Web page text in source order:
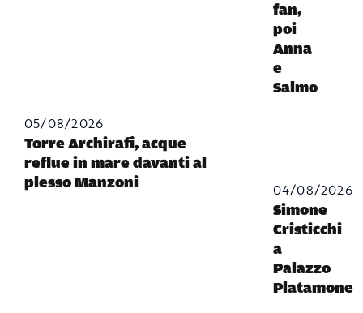
05/08/2026
Torre Archirafi, acque
reflue in mare davanti al
plesso Manzoni
fan,
poi
Anna
e
Salmo
04/08/2026
Simone
Cristicchi
a
Palazzo
Platamone